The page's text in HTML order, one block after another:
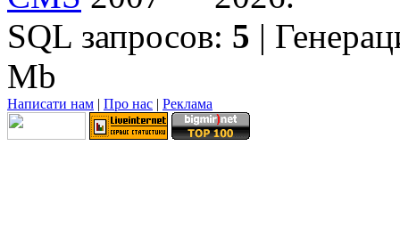
SQL запросов: 5 |
Mb
Написати нам | Про нас | Реклама